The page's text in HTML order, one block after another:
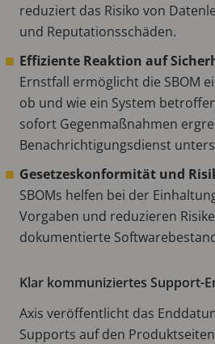
reduziert das Risiko von
und Reputationsschäden.
Effiziente Reaktion auf
Ernstfall ermöglicht die SBOM
ob und wie ein System
sofort Gegenmaßnahmen
Benachrichtigungsdienst
Gesetzeskonformität und
SBOMs helfen bei der
Vorgaben und reduzieren
dokumentierte
Klar kommuniziertes Support-
Axis veröffentlicht das
Supports auf den